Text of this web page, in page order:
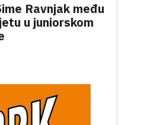
Ravnjak među
u juniorskom